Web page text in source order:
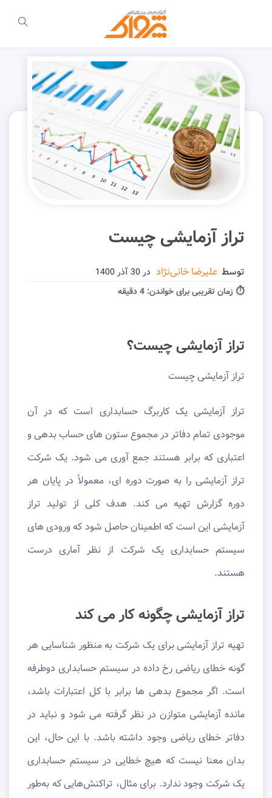
تراز آزمایشی چیست
توسط علیرضا خانی‌نژاد در
⏱ زمان تقریبی برای خواندن: 4 دقیقه
تراز آزمایشی چیست؟
تراز آزمایشی چیست
تراز آزمایشی یک کاربرگ حسابداری است که در آن
موجودی تمام دفاتر در مجموع ستون های حساب بدهی و
اعتباری که برابر هستند جمع آوری می شود. یک شرکت
تراز آزمایشی را به صورت دوره ای، معمولاً در پایان هر
دوره گزارش تهیه می کند. هدف کلی از تولید تراز
آزمایشی این است که اطمینان حاصل شود که ورودی های
سیستم حسابداری یک شرکت از نظر آماری درست
هستند.
تراز آزمایشی چگونه کار می کند
تهیه تراز آزمایشی برای یک شرکت به منظور شناسایی هر
گونه خطای ریاضی رخ داده در سیستم حسابداری دوطرفه
است. اگر مجموع بدهی ها برابر با کل اعتبارات باشد،
مانده آزمایشی متوازن در نظر گرفته می شود و نباید در
دفاتر خطای ریاضی وجود داشته باشد. با این حال، این
بدان معنا نیست که هیچ خطایی در سیستم حسابداری
یک شرکت وجود ندارد. برای مثال، تراکنش‌هایی که به‌طور